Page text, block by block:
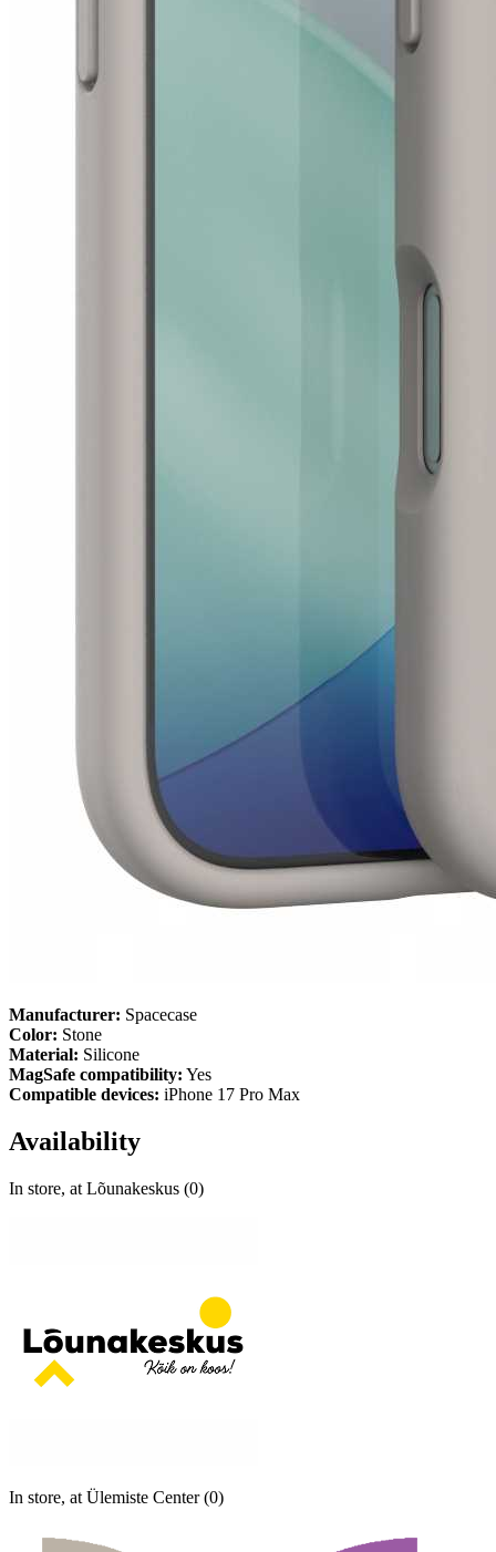
Manufacturer: Spacecase
Color: Stone
Material: Silicone
MagSafe compatibility: Yes
Compatible devices: iPhone 17 Pro Max
Availability
In store, at Lõunakeskus (0)
In store, at Ülemiste Center (0)